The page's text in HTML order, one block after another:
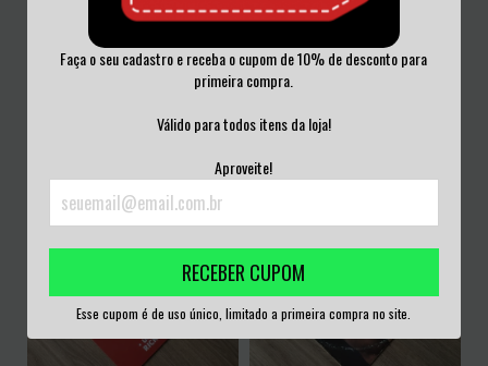
Faça o seu cadastro e receba o cupom de 10% de desconto para
primeira compra.
Válido para todos itens da loja!
Aproveite!
RECEBER CUPOM
Esse cupom é de uso único, limitado a primeira compra no site.
JOE COCKER - JOE COCKER! LP
sem juros
BRONZE AGE - ANTIQUATED
R$150,00